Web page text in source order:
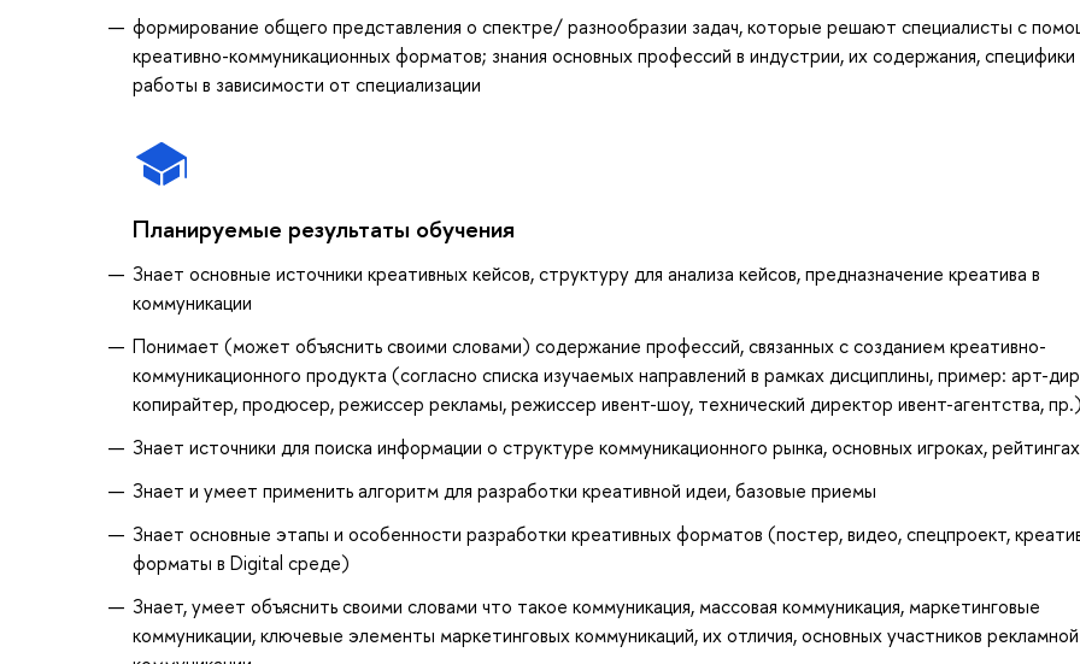
формирование общего представления о спектре/ разнообразии задач, которые решают специалисты с
креативно-коммуникационных форматов; знания основных профессий в индустрии, их содержания, специфики
работы в зависимости от специализации
Планируемые результаты обучения
Знает основные источники креативных кейсов, структуру для анализа кейсов, предназначение креатива в
коммуникации
Понимает (может объяснить своими словами) содержание профессий, связанных с созданием креативно-
коммуникационного продукта (согласно списка изучаемых направлений в рамках дисциплины, пример: арт-
копирайтер, продюсер, режиссер рекламы, режиссер ивент-шоу, технический директор ивент-агентства, пр.)
Знает источники для поиска информации о структуре коммуникационного рынка, основных игроках, рейтингах
Знает и умеет применить алгоритм для разработки креативной идеи, базовые приемы
Знает основные этапы и особенности разработки креативных форматов (постер, видео, спецпроект,
форматы в Digital среде)
Знает, умеет объяснить своими словами что такое коммуникация, массовая коммуникация, маркетинговые
коммуникации, ключевые элементы маркетинговых коммуникаций, их отличия, основных участников рекламной